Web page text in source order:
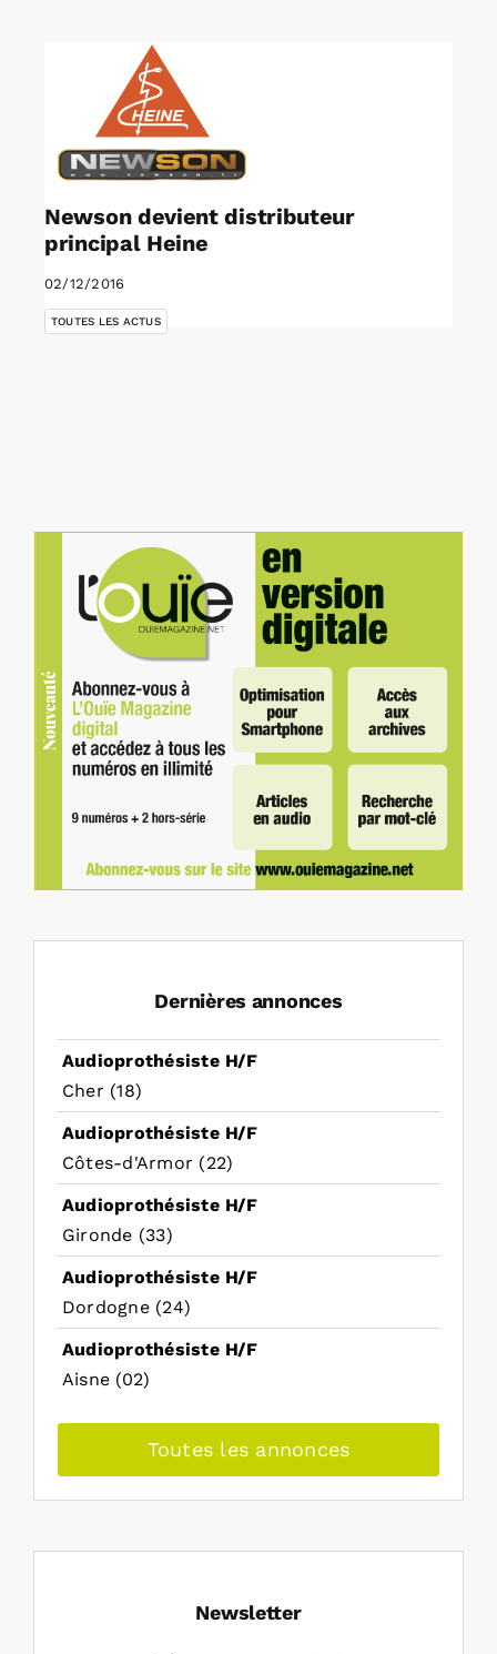
Rechercher:
Annonces emploi
Newson devient distributeur
principal Heine
02/12/2016
TOUTES LES ACTUS
Dernières annonces
Audioprothésiste H/F
Cher (18)
Audioprothésiste H/F
Côtes-d'Armor (22)
Audioprothésiste H/F
Gironde (33)
Audioprothésiste H/F
Dordogne (24)
Audioprothésiste H/F
Aisne (02)
Toutes les annonces
Newsletter